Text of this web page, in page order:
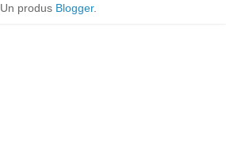
Un produs Blogger.